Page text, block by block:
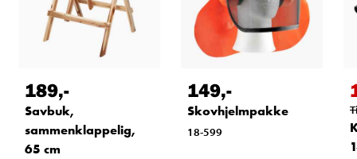
189,-
Savbuk,
sammenklappelig,
65 cm
149,-
Skovhjelmpakke
18-599